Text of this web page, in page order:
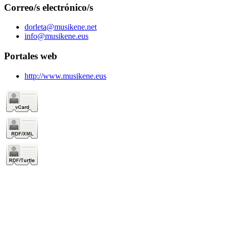
Correo/s electrónico/s
dorleta@musikene.net
info@musikene.eus
Portales web
http://www.musikene.eus